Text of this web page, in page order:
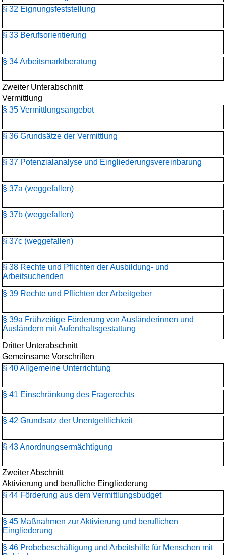
§ 32 Eignungsfeststellung
§ 33 Berufsorientierung
§ 34 Arbeitsmarktberatung
Zweiter Unterabschnitt
Vermittlung
§ 35 Vermittlungsangebot
§ 36 Grundsätze der Vermittlung
§ 37 Potenzialanalyse und Eingliederungsvereinbarung
§ 37a (weggefallen)
§ 37b (weggefallen)
§ 37c (weggefallen)
§ 38 Rechte und Pflichten der Ausbildung- und
Arbeitsuchenden
§ 39 Rechte und Pflichten der Arbeitgeber
§ 39a Frühzeitige Förderung von Ausländerinnen und
Ausländern mit Aufenthaltsgestattung
Dritter Unterabschnitt
Gemeinsame Vorschriften
§ 40 Allgemeine Unterrichtung
§ 41 Einschränkung des Fragerechts
§ 42 Grundsatz der Unentgeltlichkeit
§ 43 Anordnungsermächtigung
Zweiter Abschnitt
Aktivierung und berufliche Eingliederung
§ 44 Förderung aus dem Vermittlungsbudget
§ 45 Maßnahmen zur Aktivierung und beruflichen
Eingliederung
§ 46 Probebeschäftigung und Arbeitshilfe für Menschen mit